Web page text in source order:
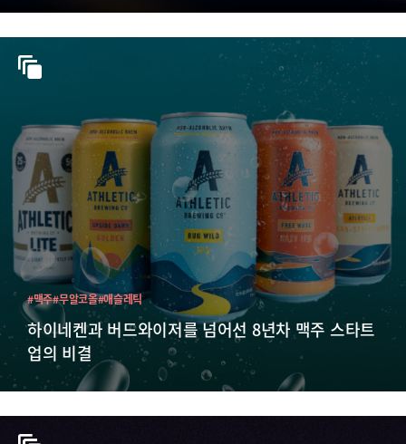
하이네켄과 버드와이저를 넘어선 8년차 맥주 스타트
업의 비결
#맥주#무알코올#애슬레틱